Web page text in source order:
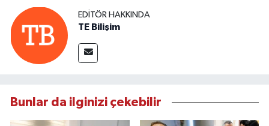
EDITÖR HAKKINDA
TE Bilişim
Bunlar da ilginizi çekebilir